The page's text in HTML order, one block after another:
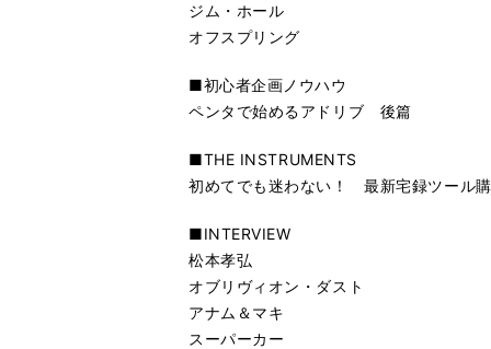
ジム・ホール
オフスプリング
■初心者企画ノウハウ
ペンタで始めるアドリブ 後篇
■THE INSTRUMENTS
初めてでも迷わない！ 最新宅録ツール
■INTERVIEW
松本孝弘
オブリヴィオン・ダスト
アナム＆マキ
スーパーカー